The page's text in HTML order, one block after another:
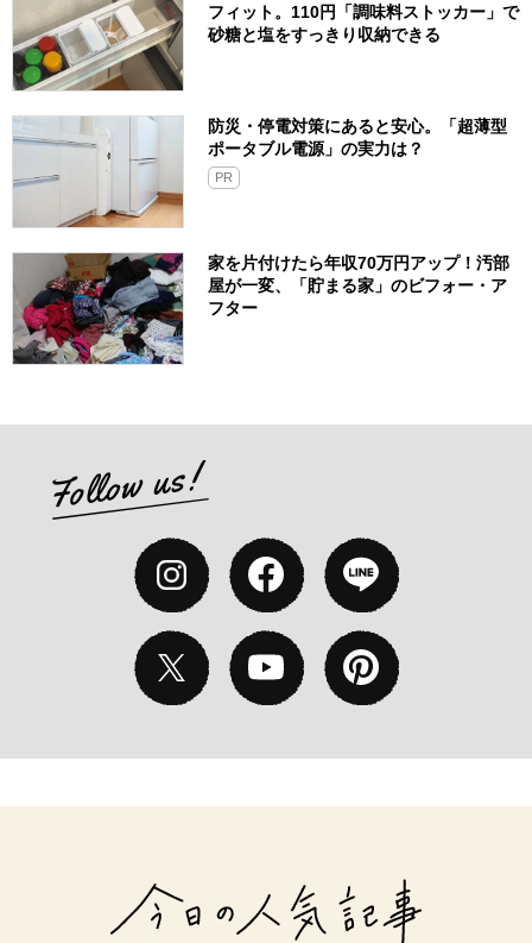
フィット。110円「調味料ストッカー」で
砂糖と塩をすっきり収納できる
防災・停電対策にあると安心。「超薄型
ポータブル電源」の実力は？​
PR
家を片付けたら年収70万円アップ！汚部
屋が一変、「貯まる家」のビフォー・ア
フター